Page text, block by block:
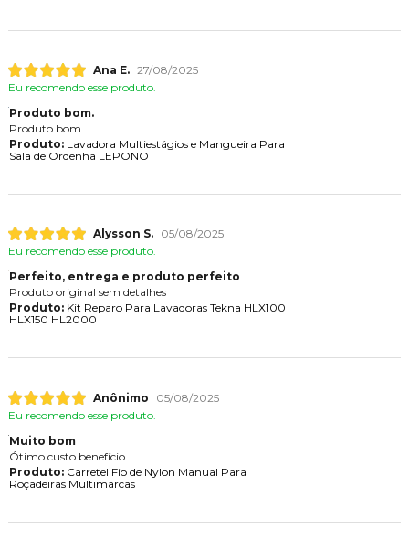
Ana E. 27/08/2025
Eu recomendo esse produto.
Produto bom.
Produto bom.
Produto:Lavadora Multiestágios e Mangueira Para
Sala de Ordenha LEPONO
Alysson S.
05/08/2025
Eu recomendo esse produto.
Perfeito, entrega e produto perfeito
Produto original sem detalhes
Produto:Kit Reparo Para Lavadoras Tekna HLX100
HLX150 HL2000
Anônimo
05/08/2025
Eu recomendo esse produto.
Muito bom
Ótimo custo benefício
Produto:Carretel Fio de Nylon Manual Para
Roçadeiras Multimarcas